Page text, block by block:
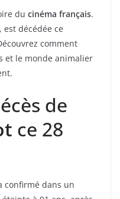
du cinéma français.
est décédée ce
comment
et le monde animalier
de
ce 28
confirmé dans un